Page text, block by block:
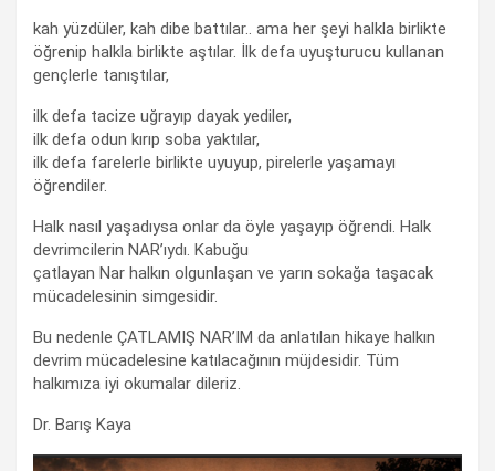
kah yüzdüler, kah dibe battılar.. ama her şeyi halkla birlikte
öğrenip halkla birlikte aştılar. İlk defa uyuşturucu kullanan
gençlerle tanıştılar,
ilk defa tacize uğrayıp dayak yediler,
ilk defa odun kırıp soba yaktılar,
ilk defa farelerle birlikte uyuyup, pirelerle yaşamayı
öğrendiler.
Halk nasıl yaşadıysa onlar da öyle yaşayıp öğrendi. Halk
devrimcilerin NAR’ıydı. Kabuğu
çatlayan Nar halkın olgunlaşan ve yarın sokağa taşacak
mücadelesinin simgesidir.
Bu nedenle ÇATLAMIŞ NAR’IM da anlatılan hikaye halkın
devrim mücadelesine katılacağının müjdesidir. Tüm
halkımıza iyi okumalar dileriz.
Dr. Barış Kaya